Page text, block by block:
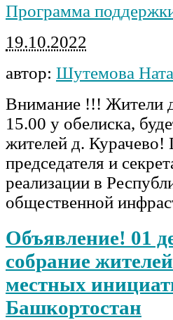
Программа
19.10.2022
автор: Шутемова
Внимание !!! Жители
15.00 у обелиска,
жителей д.
председателя и
реализации в
общественной
Объявление! 01
собрание
местных
Башкортостан